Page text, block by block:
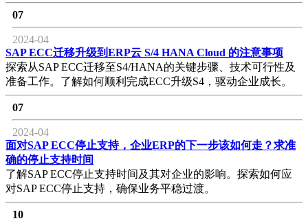
07
2024-04
SAP ECC迁移升级到ERP云 S/4 HANA Cloud 的注意事项
探索从SAP ECC迁移至S4/HANA的关键步骤、技术可行性及
准备工作。了解如何顺利完成ECC升级S4，驱动企业成长。
07
2024-04
面对SAP ECC停止支持，企业ERP的下一步该如何走？求准
确的停止支持时间
了解SAP ECC停止支持时间及其对企业的影响。探索如何应
对SAP ECC停止支持，确保业务平稳过渡。
10